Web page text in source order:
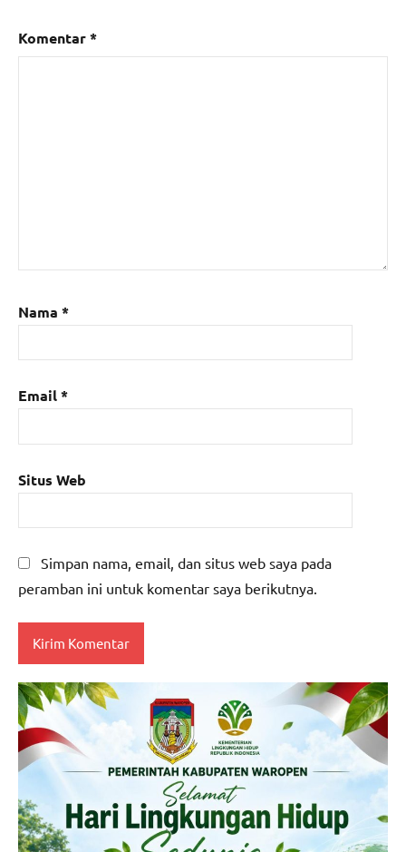
Komentar*
Nama *
Email*
Situs Web
Simpan nama, email, dan situs web saya pada
peramban ini untuk komentar saya berikutnya.